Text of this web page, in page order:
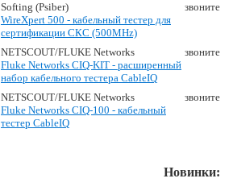
Softing (Psiber)
WireXpert 500 - кабельный тестер для
сертификации СКС (500MHz)
звоните
NETSCOUT/FLUKE Networks
Fluke Networks CIQ-KIT - расширенный
набор кабельного тестера CableIQ
звоните
NETSCOUT/FLUKE Networks
Fluke Networks CIQ-100 - кабельный
тестер CableIQ
звоните
Новинки: